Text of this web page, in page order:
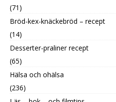
(71)
Bröd-kex-knäckebröd – recept
(14)
Desserter-praliner recept
(65)
Hälsa och ohälsa
(236)